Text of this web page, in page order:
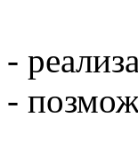
-
-